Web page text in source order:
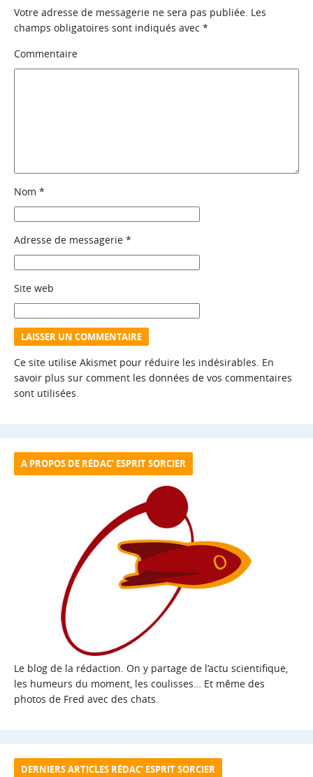
Votre adresse de messagerie ne sera pas publiée. Les
champs obligatoires sont indiqués avec *
Commentaire
Nom *
Adresse de messagerie *
Site web
Ce site utilise Akismet pour réduire les indésirables. En
savoir plus sur comment les données de vos commentaires
sont utilisées.
A PROPOS DE RÉDAC’ ESPRIT SORCIER
Le blog de la rédaction. On y partage de l’actu scientifique,
les humeurs du moment, les coulisses… Et même des
photos de Fred avec des chats.
DERNIERS ARTICLES RÉDAC’ ESPRIT SORCIER